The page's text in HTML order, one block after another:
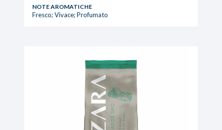
NOTE AROMATICHE
Fresco; Vivace; Profumato